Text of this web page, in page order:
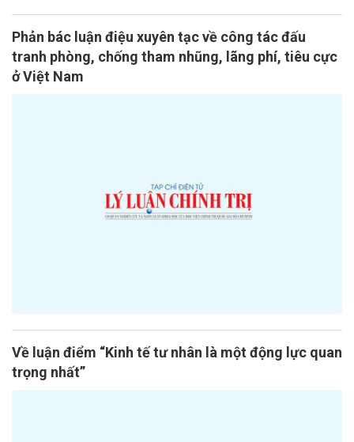
Phản bác luận điệu xuyên tạc về công tác đấu
tranh phòng, chống tham nhũng, lãng phí, tiêu cực
ở Việt Nam
Về luận điểm “Kinh tế tư nhân là một động lực quan
trọng nhất”